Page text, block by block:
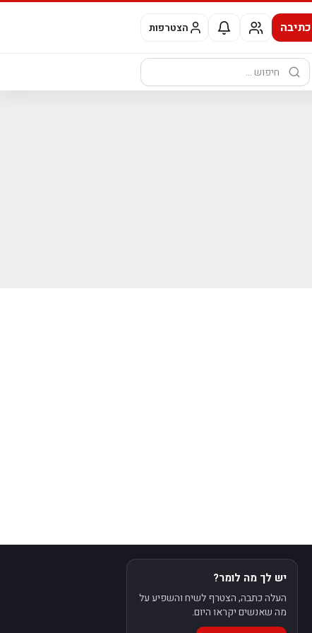
כתיבה הצטרפות
חיפוש:
יש לך מה לומר?
העלה כתבה, הצטרף לשיח והשפיע על
מה שאנשים יקראו היום.